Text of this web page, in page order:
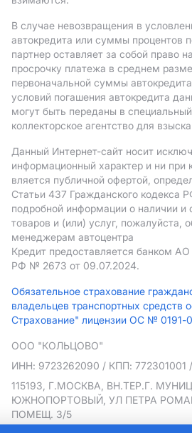
В случае невозвращения в
автокредита или суммы процентов
партнер оставляет за собой право
просрочку платежа в среднем
первоначальной суммы
условий погашения автокредита
могут быть переданы в
коллекторское агентство для
Данный Интернет-сайт носит
информационный характер и ни при
вляется публичной офертой,
Статьи 437 Гражданского кодекса
подробной информации о наличии и
товаров и (или) услуг, пожалуйста,
менеджерам автоцентра
Кредит предоставляется банком
РФ № 2673 от 09.07.2024.
Обязательное страхование
владельцев транспортных средств
Страхование" лицензии ОС № 0191-
ООО "КОЛЬЦОВО"
ИНН: 9723262090 / КПП: 772301001
115193, Г.МОСКВА, ВН.ТЕР.Г.
ЮЖНОПОРТОВЫЙ, УЛ ПЕТРА
ПОМЕЩ. 3/5